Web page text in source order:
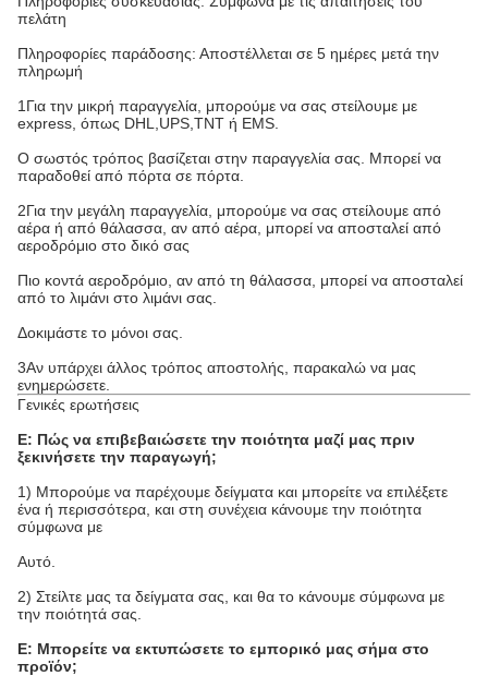
πελάτη
Πληροφορίες παράδοσης: Αποστέλλεται σε 5 ημέρες μετά την
πληρωμή
1Για την μικρή παραγγελία, μπορούμε να σας στείλουμε με
express, όπως DHL,UPS,TNT ή EMS.
Ο σωστός τρόπος βασίζεται στην παραγγελία σας. Μπορεί να
παραδοθεί από πόρτα σε πόρτα.
2Για την μεγάλη παραγγελία, μπορούμε να σας στείλουμε από
αέρα ή από θάλασσα, αν από αέρα, μπορεί να αποσταλεί από
αεροδρόμιο στο δικό σας
Πιο κοντά αεροδρόμιο, αν από τη θάλασσα, μπορεί να αποσταλεί
από το λιμάνι στο λιμάνι σας.
Δοκιμάστε το μόνοι σας.
3Αν υπάρχει άλλος τρόπος αποστολής, παρακαλώ να μας
ενημερώσετε.
Γενικές ερωτήσεις
Ε: Πώς να επιβεβαιώσετε την ποιότητα μαζί μας πριν
ξεκινήσετε την παραγωγή;
1) Μπορούμε να παρέχουμε δείγματα και μπορείτε να επιλέξετε
ένα ή περισσότερα, και στη συνέχεια κάνουμε την ποιότητα
σύμφωνα με
Αυτό.
2) Στείλτε μας τα δείγματα σας, και θα το κάνουμε σύμφωνα με
την ποιότητά σας.
Ε: Μπορείτε να εκτυπώσετε το εμπορικό μας σήμα στο
προϊόν;